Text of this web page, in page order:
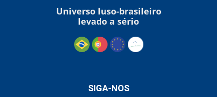
Universo luso-brasileiro
levado a sério
SIGA-NOS